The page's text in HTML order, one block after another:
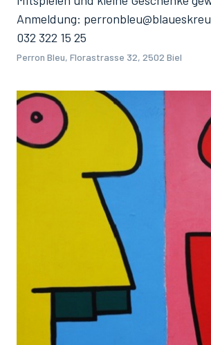
Anmeldung:
032 322 15 25
Perron Bleu, Florastrasse 32, 2502 Biel